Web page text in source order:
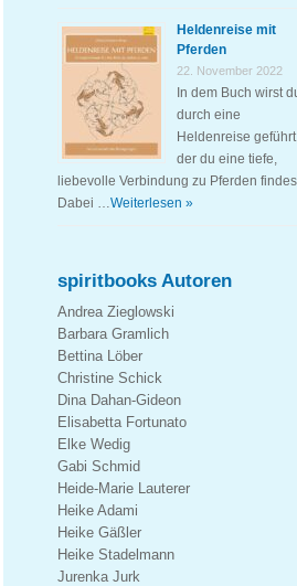
Heldenreise mit
Pferden
22. November 2022
In dem Buch wirst
durch eine
Heldenreise
der du eine tiefe,
liebevolle Verbindung zu Pferden
Dabei …Weiterlesen »
spiritbooks Autoren
Andrea Zieglowski
Barbara Gramlich
Bettina Löber
Christine Schick
Dina Dahan-Gideon
Elisabetta Fortunato
Elke Wedig
Gabi Schmid
Heide-Marie Lauterer
Heike Adami
Heike Gäßler
Heike Stadelmann
Jurenka Jurk